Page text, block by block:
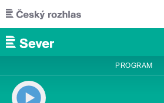
Přejít k hlavnímu obsahu
PROGRAM